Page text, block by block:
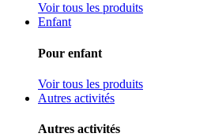
Voir tous les produits
Enfant
Pour enfant
Voir tous les produits
Autres activités
Autres activités